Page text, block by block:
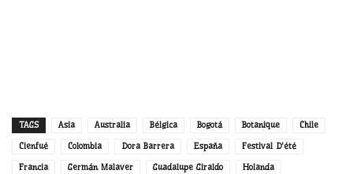
TAGS Asia Australia Bélgica Bogotá Botanique Chile
Cienfué Colombia Dora Barrera España Festival D'été
Francia Germán Malaver Guadalupe Giraldo Holanda